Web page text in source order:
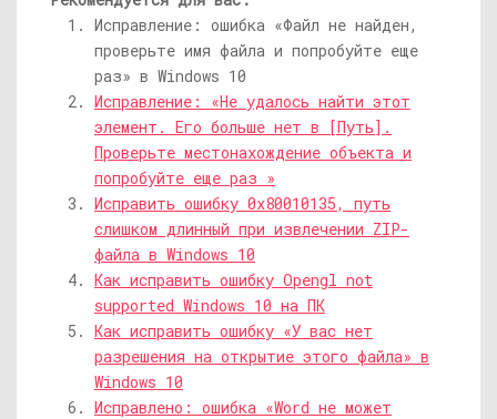
Исправление: ошибка «Файл не найден,
проверьте имя файла и попробуйте еще
раз» в Windows 10
Исправление: «Не удалось найти этот
элемент. Его больше нет в [Путь].
Проверьте местонахождение объекта и
попробуйте еще раз »
Исправить ошибку 0x80010135, путь
слишком длинный при извлечении ZIP-
файла в Windows 10
Как исправить ошибку Opengl not
supported Windows 10 на ПК
Как исправить ошибку «У вас нет
разрешения на открытие этого файла» в
Windows 10
Исправлено: ошибка «Word не может